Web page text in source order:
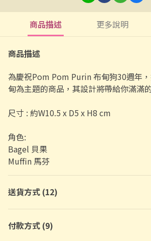
商品描述 更多說明
商品描述
為慶祝Pom Pom Purin 布甸狗30週年
甸為主題的商品，其設計將帶給你滿滿
尺寸 : 約W10.5 x D5 x H8 cm
角色:
Bagel 貝果
Muffin 馬芬
送貨方式 (12)
付款方式 (9)